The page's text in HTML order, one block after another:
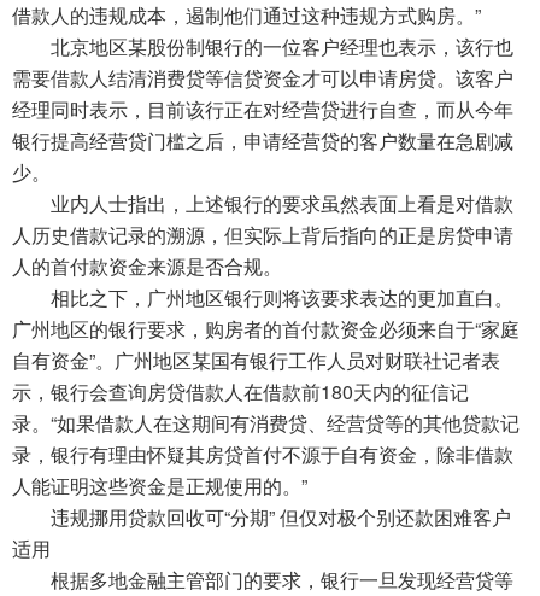
借款人的违规成本，遏制他们通过这种违规方式购房。”
北京地区某股份制银行的一位客户经理也表示，该行也
需要借款人结清消费贷等信贷资金才可以申请房贷。该客户
经理同时表示，目前该行正在对经营贷进行自查，而从今年
银行提高经营贷门槛之后，申请经营贷的客户数量在急剧减
少。
业内人士指出，上述银行的要求虽然表面上看是对借款
人历史借款记录的溯源，但实际上背后指向的正是房贷申请
人的首付款资金来源是否合规。
相比之下，广州地区银行则将该要求表达的更加直白。
广州地区的银行要求，购房者的首付款资金必须来自于“家庭
自有资金”。广州地区某国有银行工作人员对财联社记者表
示，银行会查询房贷借款人在借款前180天内的征信记
录。“如果借款人在这期间有消费贷、经营贷等的其他贷款记
录，银行有理由怀疑其房贷首付不源于自有资金，除非借款
人能证明这些资金是正规使用的。”
违规挪用贷款回收可“分期” 但仅对极个别还款困难客户
适用
根据多地金融主管部门的要求，银行一旦发现经营贷等